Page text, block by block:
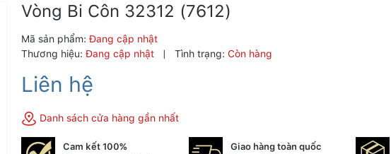
Vòng Bi Côn 32312 (7612)
Mã sản phẩm: Đang cập nhật
Thương hiệu: Đang cập nhật | Tình trạng: Còn hàng
Liên hệ
Danh sách cửa hàng gần nhất
Cam kết 100% Giao hàng toàn quốc